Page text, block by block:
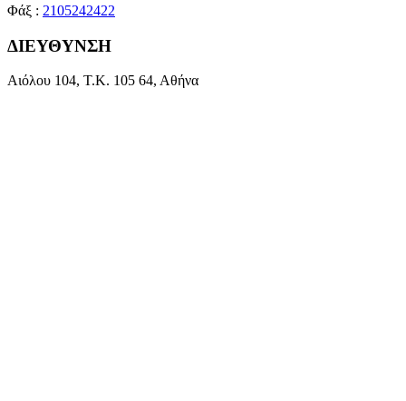
Φάξ : 2105242422
ΔΙΕΥΘΥΝΣΗ
Αιόλου 104, Τ.Κ. 105 64, Αθήνα